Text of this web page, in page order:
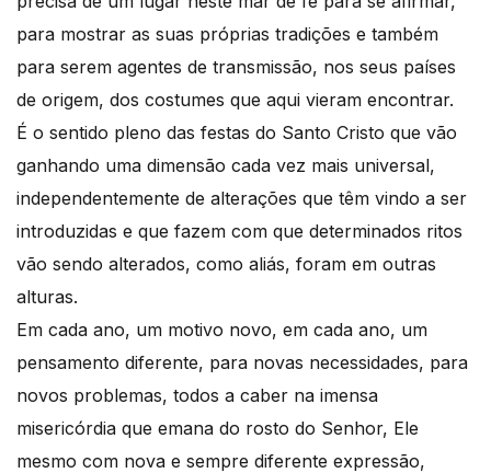
para mostrar as suas próprias tradições e também
para serem agentes de transmissão, nos seus países
de origem, dos costumes que aqui vieram encontrar.
É o sentido pleno das festas do Santo Cristo que vão
ganhando uma dimensão cada vez mais universal,
independentemente de alterações que têm vindo a ser
introduzidas e que fazem com que determinados ritos
vão sendo alterados, como aliás, foram em outras
alturas.
Em cada ano, um motivo novo, em cada ano, um
pensamento diferente, para novas necessidades, para
novos problemas, todos a caber na imensa
misericórdia que emana do rosto do Senhor, Ele
mesmo com nova e sempre diferente expressão,